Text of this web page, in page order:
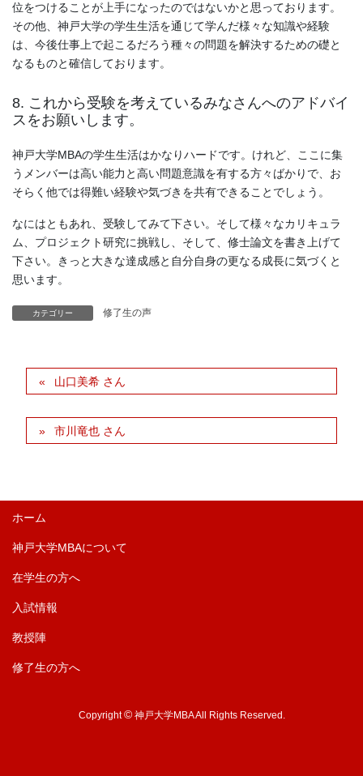
位をつけることが上手になったのではないかと思っております。
その他、神戸大学の学生生活を通じて学んだ様々な知識や経験
は、今後仕事上で起こるだろう種々の問題を解決するための礎と
なるものと確信しております。
8. これから受験を考えているみなさんへのアドバイ
スをお願いします。
神戸大学MBAの学生生活はかなりハードです。けれど、ここに集
うメンバーは高い能力と高い問題意識を有する方々ばかりで、お
そらく他では得難い経験や気づきを共有できることでしょう。
なにはともあれ、受験してみて下さい。そして様々なカリキュラ
ム、プロジェクト研究に挑戦し、そして、修士論文を書き上げて
下さい。きっと大きな達成感と自分自身の更なる成長に気づくと
思います。
カテゴリー 修了生の声
山口美希 さん
市川竜也 さん
ホーム
神戸大学MBAについて
在学生の方へ
入試情報
教授陣
修了生の方へ
Copyright©神戸大学MBA All Rights Reserved.